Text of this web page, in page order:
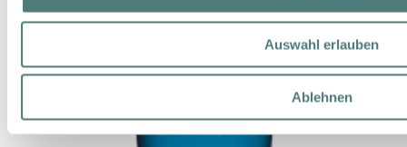
Auswahl erlauben
Ablehnen